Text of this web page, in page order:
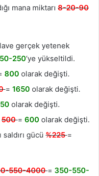
mana miktarı 8-20-90
gerçek yetenek
250‘ye yükseltildi.
800 olarak değişti.
= 1650 olarak değişti.
olarak değişti.
500 = 600 olarak değişti.
gücü %225 =
550-4000 = 350-550-